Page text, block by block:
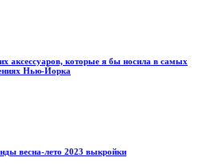
аксессуаров, которые я бы носила в самых
Нью-Йорка
весна-лето 2023 выкройки